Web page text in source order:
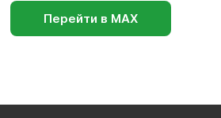
Перейти в МАХ